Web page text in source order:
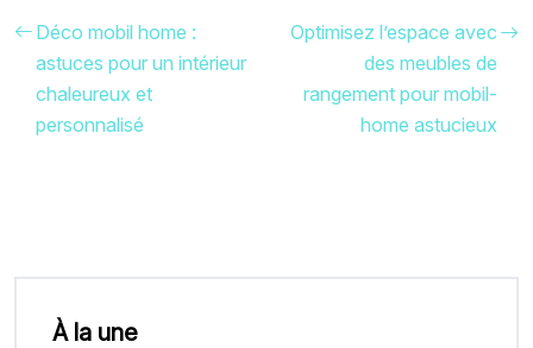
Déco mobil home :
astuces pour un intérieur
chaleureux et
personnalisé
Optimisez l’espace avec
des meubles de
rangement pour mobil-
home astucieux
À la une